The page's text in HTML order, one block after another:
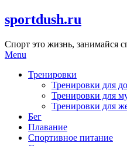
Skip
to
sportdush.ru
Спорт это жизнь, занимайся
Menu
Тренировки
Тренировки для
Тренировки для
Тренировки для
Бег
Плавание
Спортивное питание